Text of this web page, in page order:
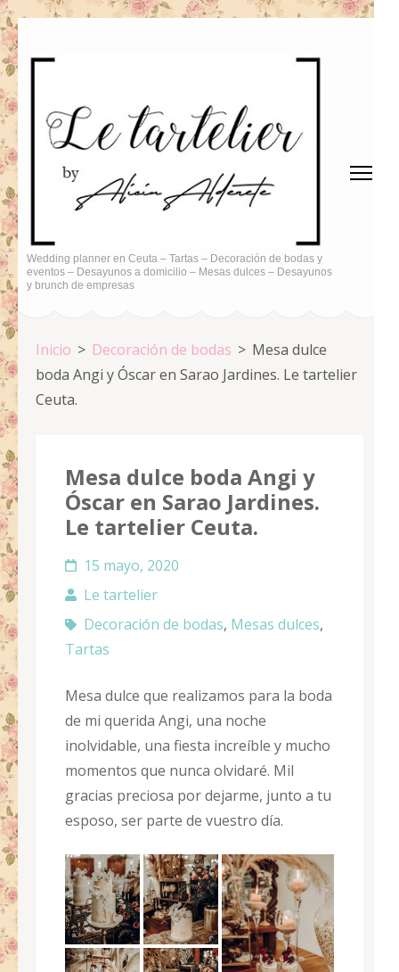
Saltar
al
(presiona
la
tecla
Wedding planner en Ceuta – Tartas – Decoración de bodas y
eventos – Desayunos a domicilio – Mesas dulces – Desayunos
y brunch de empresas
Inicio > Decoración de bodas > Mesa dulce
boda Angi y Óscar en Sarao Jardines. Le tartelier
Ceuta.
Mesa dulce boda Angi y
Óscar en Sarao Jardines.
Le tartelier Ceuta.
15 mayo, 2020
Le tartelier
Decoración de bodas, Mesas dulces,
Tartas
Mesa dulce que realizamos para la boda
de mi querida Angi, una noche
inolvidable, una fiesta increíble y mucho
momentos que nunca olvidaré. Mil
gracias preciosa por dejarme, junto a tu
esposo, ser parte de vuestro día.